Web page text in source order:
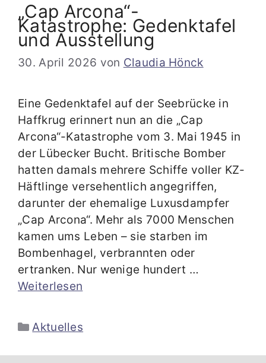
„Cap Arcona“-
Katastrophe: Gedenktafel
und Ausstellung
30. April 2026 von Claudia Hönck
Eine Gedenktafel auf der Seebrücke in
Haffkrug erinnert nun an die „Cap
Arcona“-Katastrophe vom 3. Mai 1945 in
der Lübecker Bucht. Britische Bomber
hatten damals mehrere Schiffe voller KZ-
Häftlinge versehentlich angegriffen,
darunter der ehemalige Luxusdampfer
„Cap Arcona“. Mehr als 7000 Menschen
kamen ums Leben – sie starben im
Bombenhagel, verbrannten oder
ertranken. Nur wenige hundert …
Weiterlesen
Kategorien
Aktuelles